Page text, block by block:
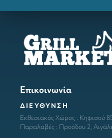
Επικοινωνία
ΔΙΕΥΘΥΝΣΗ
Εκθεσιακός Χώρος : Κηφισού
Παραλαβές : Προόδου 2,